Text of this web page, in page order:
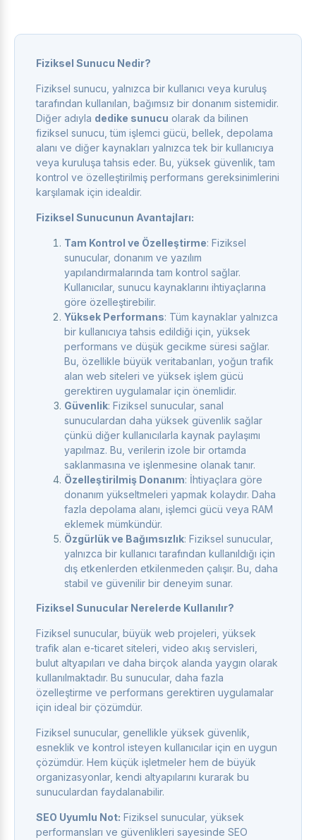
Fiziksel Sunucu Nedir?
Fiziksel sunucu, yalnızca bir kullanıcı veya kuruluş
tarafından kullanılan, bağımsız bir donanım sistemidir.
Diğer adıyla dedike sunucu olarak da bilinen
fiziksel sunucu, tüm işlemci gücü, bellek, depolama
alanı ve diğer kaynakları yalnızca tek bir kullanıcıya
veya kuruluşa tahsis eder. Bu, yüksek güvenlik, tam
kontrol ve özelleştirilmiş performans gereksinimlerini
karşılamak için idealdir.
Fiziksel Sunucunun Avantajları:
Tam Kontrol ve Özelleştirme: Fiziksel
sunucular, donanım ve yazılım
yapılandırmalarında tam kontrol sağlar.
Kullanıcılar, sunucu kaynaklarını ihtiyaçlarına
göre özelleştirebilir.
Yüksek Performans: Tüm kaynaklar yalnızca
bir kullanıcıya tahsis edildiği için, yüksek
performans ve düşük gecikme süresi sağlar.
Bu, özellikle büyük veritabanları, yoğun trafik
alan web siteleri ve yüksek işlem gücü
gerektiren uygulamalar için önemlidir.
Güvenlik: Fiziksel sunucular, sanal
sunuculardan daha yüksek güvenlik sağlar
çünkü diğer kullanıcılarla kaynak paylaşımı
yapılmaz. Bu, verilerin izole bir ortamda
saklanmasına ve işlenmesine olanak tanır.
Özelleştirilmiş Donanım: İhtiyaçlara göre
donanım yükseltmeleri yapmak kolaydır. Daha
fazla depolama alanı, işlemci gücü veya RAM
eklemek mümkündür.
Özgürlük ve Bağımsızlık: Fiziksel sunucular,
yalnızca bir kullanıcı tarafından kullanıldığı için
dış etkenlerden etkilenmeden çalışır. Bu, daha
stabil ve güvenilir bir deneyim sunar.
Fiziksel Sunucular Nerelerde Kullanılır?
Fiziksel sunucular, büyük web projeleri, yüksek
trafik alan e-ticaret siteleri, video akış servisleri,
bulut altyapıları ve daha birçok alanda yaygın olarak
kullanılmaktadır. Bu sunucular, daha fazla
özelleştirme ve performans gerektiren uygulamalar
için ideal bir çözümdür.
Fiziksel sunucular, genellikle yüksek güvenlik,
esneklik ve kontrol isteyen kullanıcılar için en uygun
çözümdür. Hem küçük işletmeler hem de büyük
organizasyonlar, kendi altyapılarını kurarak bu
sunuculardan faydalanabilir.
SEO Uyumlu Not: Fiziksel sunucular, yüksek
performansları ve güvenlikleri sayesinde SEO